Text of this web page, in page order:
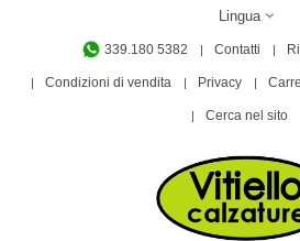
Lingua
339.180 5382 Contatti
Condizioni di vendita Privacy
Cerca nel sito